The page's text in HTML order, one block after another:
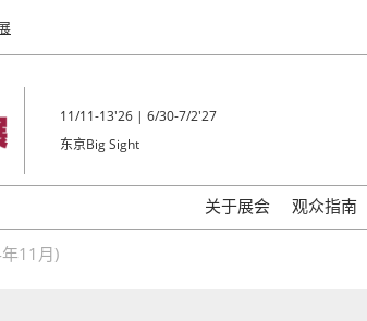
11/11-13'26 | 6/30-7/2'27
东京Big Sight
关于展会
观众指南
11月)